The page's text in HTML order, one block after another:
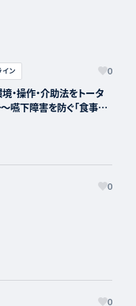
イン 0
・操作・介助法をトータ
嚥下障害を防ぐ「食事介
0
0